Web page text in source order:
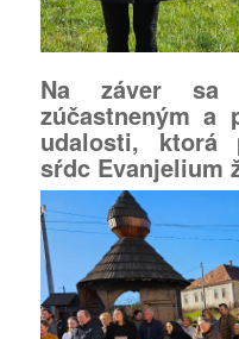
Na záver sa
zúčastneným a
udalosti, ktorá
sŕdc Evanjelium